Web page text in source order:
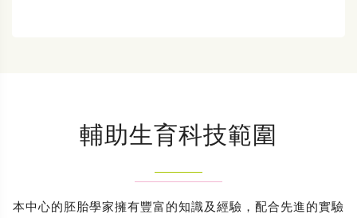
輔助生育科技範圍
本中心的胚胎學家擁有豐富的知識及經驗，配合先進的實驗